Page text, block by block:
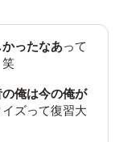
ったなあって
笑
の俺は今の俺が
イズって復習大